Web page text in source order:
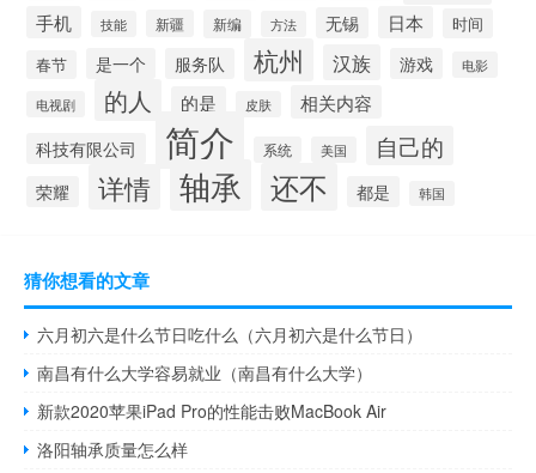
手机 技能 新疆 新编 方法 无锡 日本 时间
春节 是一个 服务队 杭州 汉族 游戏 电影
电视剧 的人 的是 皮肤 相关内容
科技有限公司 简介 系统 美国 自己的
荣耀 详情 轴承 还不 都是 韩国
猜你想看的文章
六月初六是什么节日吃什么（六月初六是什么节日）
南昌有什么大学容易就业（南昌有什么大学）
新款2020苹果iPad Pro的性能击败MacBook Air
洛阳轴承质量怎么样